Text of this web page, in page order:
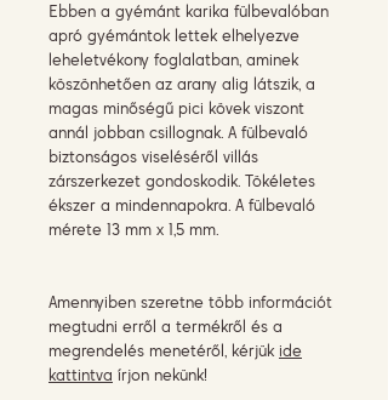
Ebben a gyémánt karika fülbevalóban
apró gyémántok lettek elhelyezve
leheletvékony foglalatban, aminek
köszönhetően az arany alig látszik, a
magas minőségű pici kövek viszont
annál jobban csillognak. A fülbevaló
biztonságos viseléséről villás
zárszerkezet gondoskodik. Tökéletes
ékszer a mindennapokra. A fülbevaló
mérete 13 mm x 1,5 mm.
Amennyiben szeretne több információt
megtudni erről a termékről és a
megrendelés menetéről, kérjük ide
kattintva írjon nekünk!